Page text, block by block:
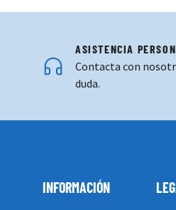
ASISTENCIA
Contacta con
duda.
INFORMACIÓN